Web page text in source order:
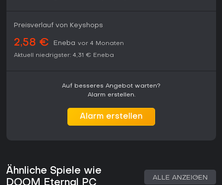
Preisverlauf von Keyshops
2,58 € Eneba vor 4 Monaten
Aktuell niedrigster: 4,31 € Eneba
Auf besseres Angebot warten?
Alarm erstellen.
Alarm erstellen
Ähnliche Spiele wie
ALLE ANZEIGEN